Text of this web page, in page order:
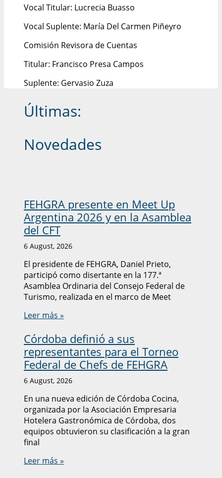
Vocal Titular: Lucrecia Buasso
Vocal Suplente: María Del Carmen Piñeyro
Comisión Revisora de Cuentas
Titular: Francisco Presa Campos
Suplente: Gervasio Zuza
Últimas:
Novedades
FEHGRA presente en Meet Up
Argentina 2026 y en la Asamblea
del CFT
6 August, 2026
El presidente de FEHGRA, Daniel Prieto,
participó como disertante en la 177.ª
Asamblea Ordinaria del Consejo Federal de
Turismo, realizada en el marco de Meet
Leer más »
Córdoba definió a sus
representantes para el Torneo
Federal de Chefs de FEHGRA
6 August, 2026
En una nueva edición de Córdoba Cocina,
organizada por la Asociación Empresaria
Hotelera Gastronómica de Córdoba, dos
equipos obtuvieron su clasificación a la gran
final
Leer más »